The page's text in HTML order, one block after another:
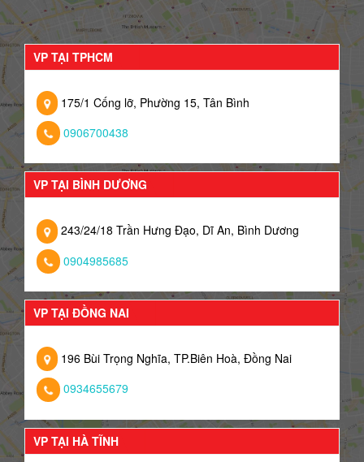
VP TẠI TPHCM
175/1 Cống lỡ, Phường 15, Tân Bình
0906700438
VP TẠI BÌNH DƯƠNG
243/24/18 Trần Hưng Đạo, Dĩ An, Bình Dương
0904985685
VP TẠI ĐỒNG NAI
196 Bùi Trọng Nghĩa, TP.Biên Hoà, Đồng Nai
0934655679
VP TẠI HÀ TĨNH